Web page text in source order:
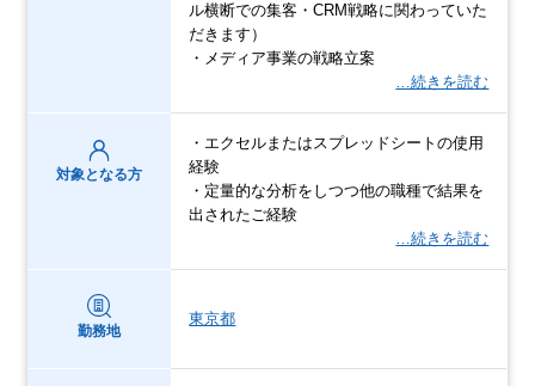
ル横断での集客・CRM戦略に関わっていた
だきます）
・メディア事業の戦略立案
…続きを読む
対象となる方
・エクセルまたはスプレッドシートの使用
経験
・定量的な分析をしつつ他の職種で結果を
出されたご経験
…続きを読む
勤務地
東京都